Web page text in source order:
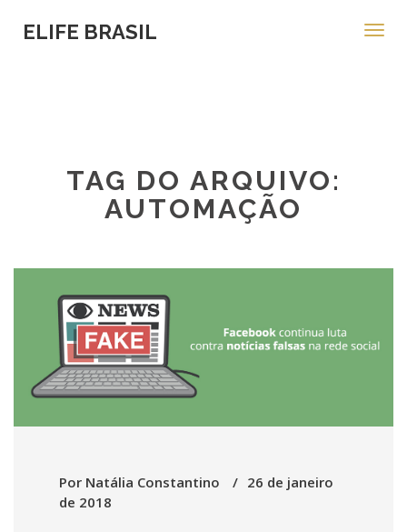
ELIFE BRASIL
TAG DO ARQUIVO:
AUTOMAÇÃO
Por Natália Constantino
26 de janeiro
de 2018